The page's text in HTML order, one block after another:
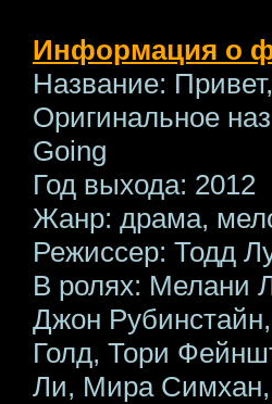
Информация о
Название:
Оригинальное
Going
Год выхода: 2012
Жанр: драма,
Режиссер: Тодд
В ролях: Мелани
Джон
Голд, Тори
Ли, Мира